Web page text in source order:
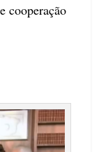
cooperação